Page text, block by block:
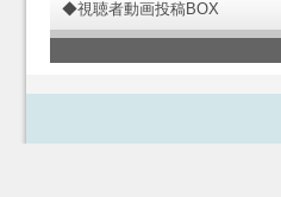
◆視聴者動画投稿BOX